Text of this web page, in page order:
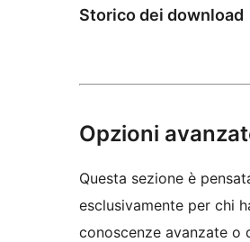
Storico dei download
Opzioni
Questa sezione è
esclusivamente per chi
conoscenze avanzate o